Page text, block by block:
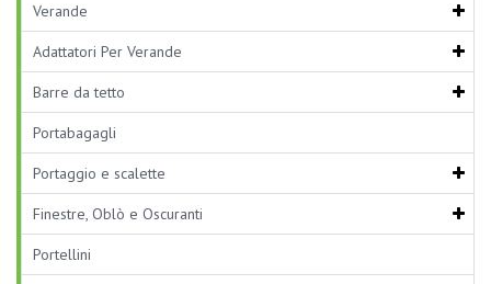
Verande
Adattatori Per Verande
Barre da tetto
Portabagagli
Portaggio e scalette
Finestre, Oblò e Oscuranti
Portellini